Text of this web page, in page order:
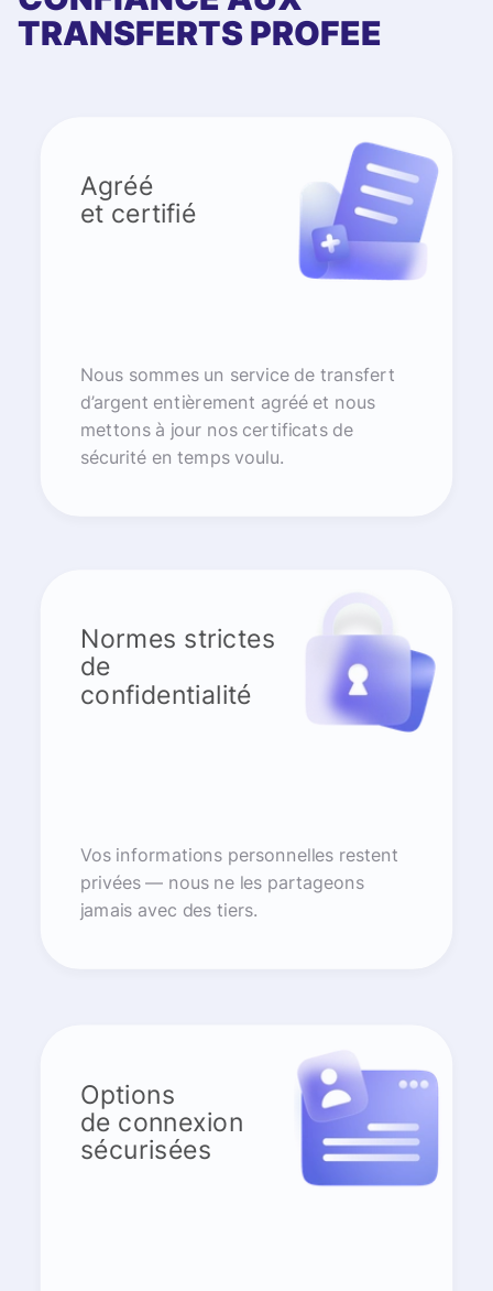
TRANSFERTS PROFEE
Agréé
et certifié
Nous sommes un service de transfert
d’argent entièrement agréé et nous
mettons à jour nos certificats de
sécurité en temps voulu.
Normes strictes
de
confidentialité
Vos informations personnelles restent
privées — nous ne les partageons
jamais avec des tiers.
Options
de connexion
sécurisées